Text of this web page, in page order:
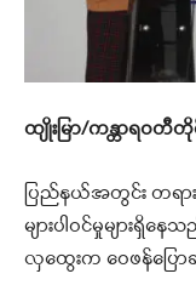
ထျိုးမြာ/ကန္တာရဝတီတို
ပြည်နယ်အတွင်း တရား
များပါဝင်မှုများ
လှထွေးက ဝေဖန်ပြ